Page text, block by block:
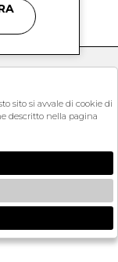
sito si avvale di cookie di
descritto nella pagina